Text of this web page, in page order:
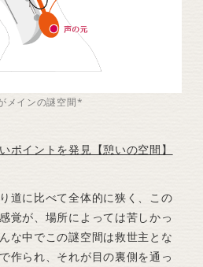
メインの謎空間*
ポイントを発見【憩いの空間】
道に比べて全体的に狭く、この
覚が、場所によっては苦しかっ
な中でこの謎空間は救世主とな
作られ、それが目の裏側を通っ